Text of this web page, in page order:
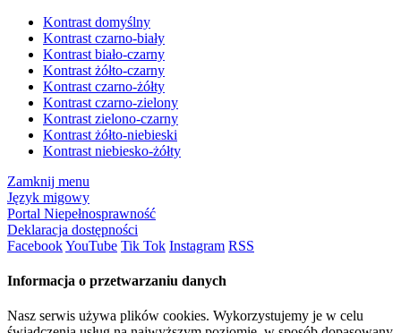
Kontrast domyślny
Kontrast czarno-biały
Kontrast biało-czarny
Kontrast żółto-czarny
Kontrast czarno-żółty
Kontrast czarno-zielony
Kontrast zielono-czarny
Kontrast żółto-niebieski
Kontrast niebiesko-żółty
Zamknij menu
Język migowy
Portal Niepełnosprawność
Deklaracja dostępności
FacebookYouTube Tik Tok Instagram RSS
Informacja o przetwarzaniu danych
Nasz serwis używa plików cookies. Wykorzystujemy je w celu